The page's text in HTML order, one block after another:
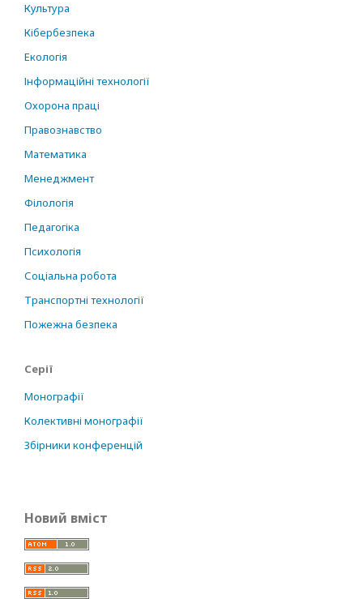
Культура
Кібербезпека
Екологія
Інформаційні технології
Охорона праці
Правознавство
Математика
Менеджмент
Філологія
Педагогіка
Психологія
Соціальна робота
Транспортні технології
Пожежна безпека
Серії
Монографії
Колективні монографії
Збірники конференцій
Новий вміст